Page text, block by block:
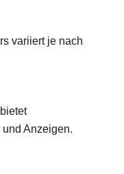
variiert je nach
Anzeigen.